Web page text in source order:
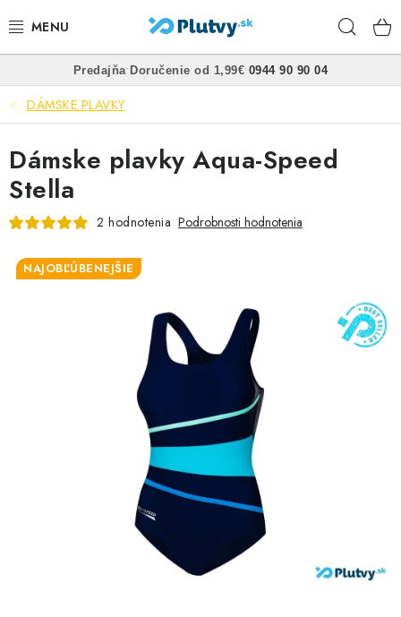
na
PLÁVANIE
ŠNORCHLOVANIE
FREEDIVING
SPEARFISHING
POTÁPANIE
PODVODNÉ SKÚTRE
Predajňa• Doručenie od 1,99€• 0944 90 90 04
DÁMSKE PLAVKY
Dámske plavky Aqua-Speed
Stella
2 hodnotenia Podrobnosti hodnotenia
NAJOBĽÚBENEJŠIE